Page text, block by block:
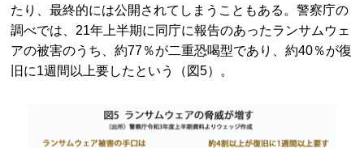
たり、最終的には公開されてしまうこともある。警察庁の
調べでは、21年上半期に同庁に報告のあったランサムウェ
アの被害のうち、約77％が二重恐喝型であり、約40％が復
旧に1週間以上要したという（図5）。